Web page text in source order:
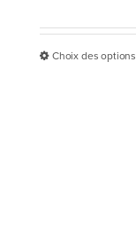
Choix des options